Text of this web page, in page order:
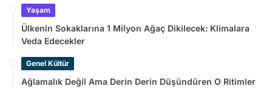
Yaşam
Ülkenin Sokaklarına 1 Milyon Ağaç Dikilecek: Klimalara
Veda Edecekler
Genel Kültür
Ağlamalık Değil Ama Derin Derin Düşündüren O Ritimler